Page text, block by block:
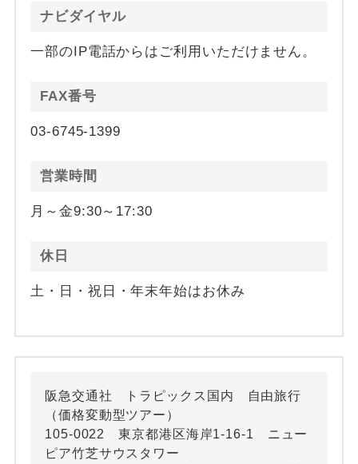
ナビダイヤル
一部のIP電話からはご利用いただけません。
FAX番号
03-6745-1399
営業時間
月～金9:30～17:30
休日
土・日・祝日・年末年始はお休み
阪急交通社 トラピックス国内 自由旅行
（価格変動型ツアー）
105-0022 東京都港区海岸1-16-1 ニュー
ピア竹芝サウスタワー